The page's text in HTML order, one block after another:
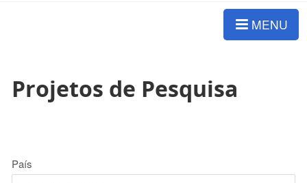
MENU
Projetos de Pesquisa
País